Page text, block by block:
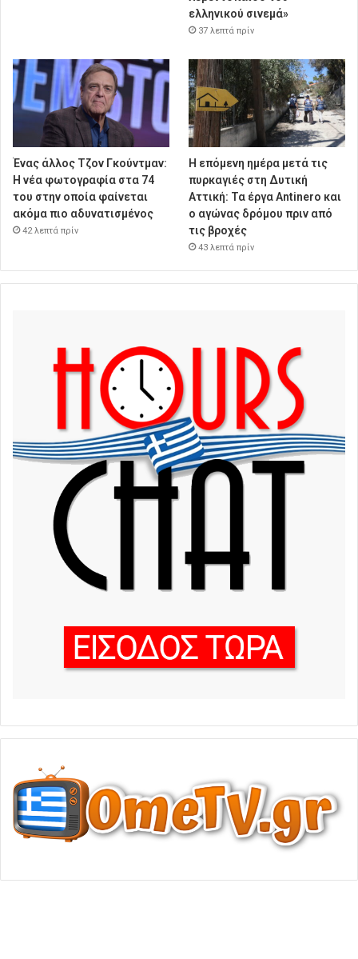
ελληνικού σινεμά»
37 λεπτά πρίν
Ένας άλλος Τζον Γκούντμαν:
H νέα φωτογραφία στα 74
του στην οποία φαίνεται
ακόμα πιο αδυνατισμένος
42 λεπτά πρίν
Η επόμενη ημέρα μετά τις
πυρκαγιές στη Δυτική
Αττική: Τα έργα Antinero και
ο αγώνας δρόμου πριν από
τις βροχές
43 λεπτά πρίν